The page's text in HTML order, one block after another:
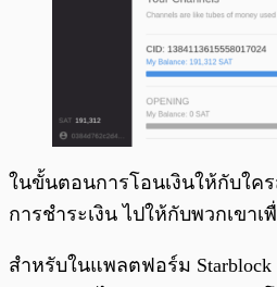
ในขั้นตอนการโอนเงินให้กับใค
การชำระเงิน ไปให้กับพวกเขาเ
สำหรับในแพลตฟอร์ม